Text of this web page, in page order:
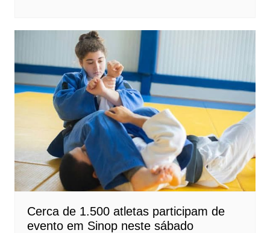
Cerca de 1.500 atletas participam de
evento em Sinop neste sábado